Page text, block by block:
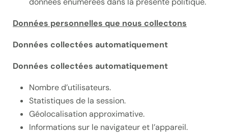
Données personnelles que nous collectons
Données collectées automatiquement
Données collectées automatiquement
Nombre d’utilisateurs.
Statistiques de la session.
Géolocalisation approximative.
Informations sur le navigateur et l’appareil.